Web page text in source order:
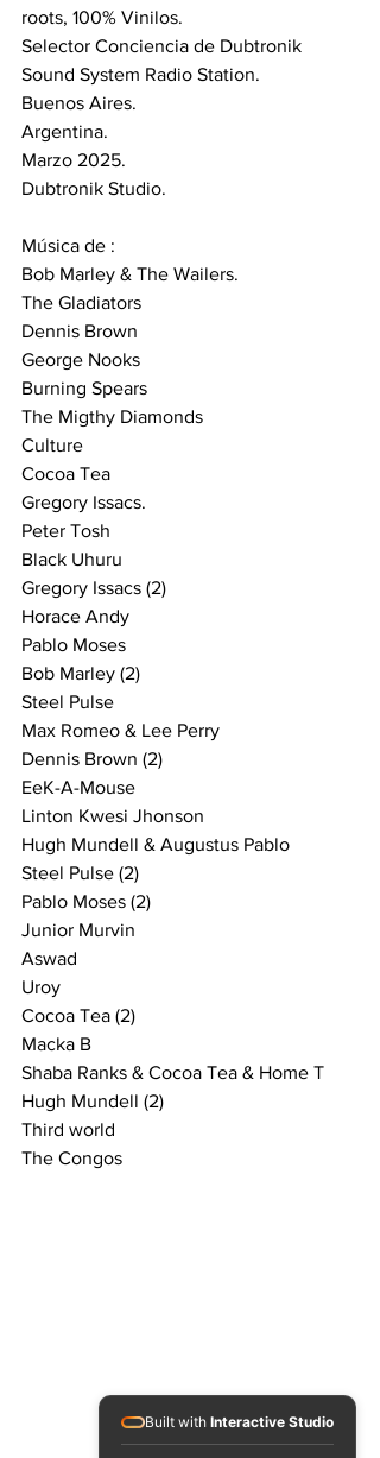
roots, 100% Vinilos.
Selector Conciencia de Dubtronik
Sound System Radio Station.
Buenos Aires.
Argentina.
Marzo 2025.
Dubtronik Studio.
Música de :
Bob Marley & The Wailers.
The Gladiators
Dennis Brown
George Nooks
Burning Spears
The Migthy Diamonds
Culture
Cocoa Tea
Gregory Issacs.
Peter Tosh
Black Uhuru
Gregory Issacs (2)
Horace Andy
Pablo Moses
Bob Marley (2)
Steel Pulse
Max Romeo & Lee Perry
Dennis Brown (2)
EeK-A-Mouse
Linton Kwesi Jhonson
Hugh Mundell & Augustus Pablo
Steel Pulse (2)
Pablo Moses (2)
Junior Murvin
Aswad
Uroy
Cocoa Tea (2)
Macka B
Shaba Ranks & Cocoa Tea & Home T
Hugh Mundell (2)
Third world
The Congos
Built with Interactive Studio